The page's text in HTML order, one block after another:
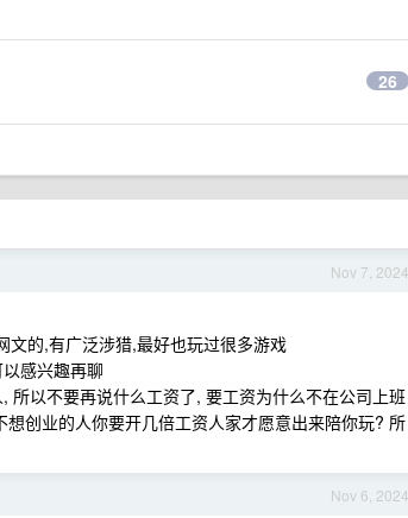
26
Nov 7, 2024
文的,有广泛涉猎,最好也玩过很多游戏
感兴趣再聊
以不要再说什么工资了, 要工资为什么不在公司上班
创业的人你要开几倍工资人家才愿意出来陪你玩? 所
Nov 6, 2024